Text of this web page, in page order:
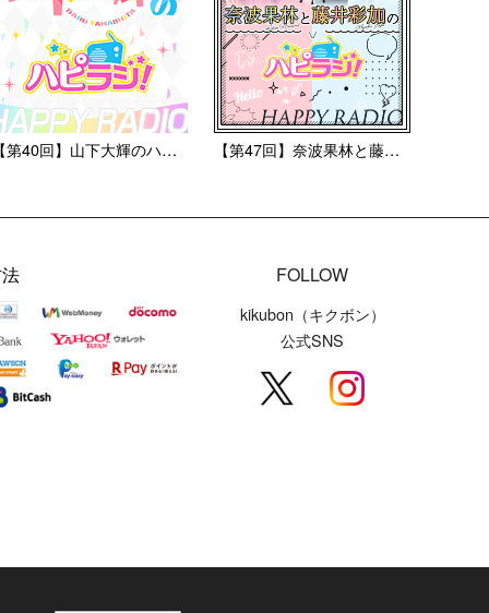
【第40回】山下大輝のハピラ... 【第47回】奈波果林と藤井彩...
FOLLOW
kikubon（キクボン）
公式SNS